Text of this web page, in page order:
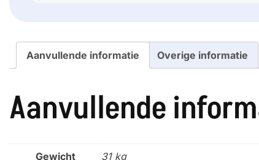
Aanvullende informatie Overige informatie
Aanvullende
Gewicht 31 kg